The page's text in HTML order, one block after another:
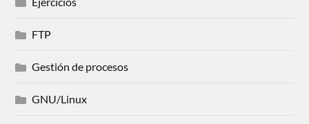
FTP
Gestión de procesos
GNU/Linux